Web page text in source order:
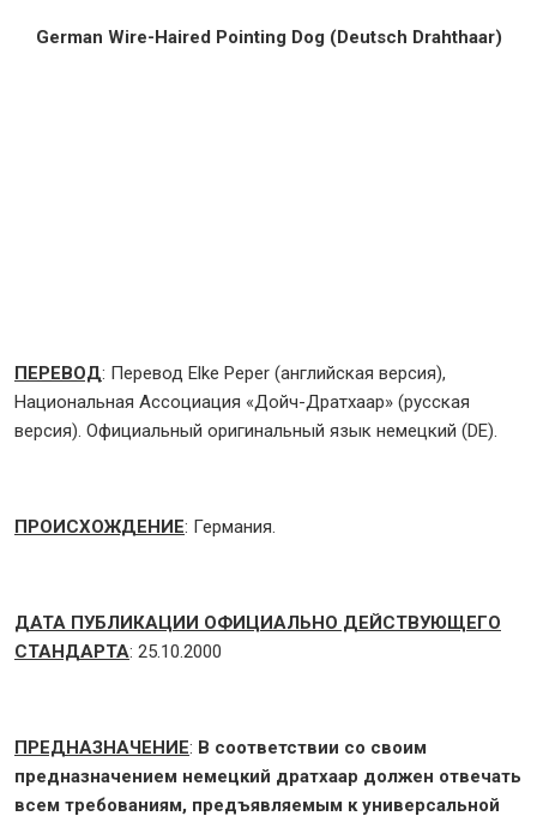
German Wire-Haired Pointing Dog (Deutsch Drahthaar)
ПЕРЕВОД: Перевод Elke Peper (английская версия),
Национальная Ассоциация «Дойч-Дратхаар» (русская
версия). Официальный оригинальный язык немецкий (DE).
ПРОИСХОЖДЕНИЕ: Германия.
ДАТА ПУБЛИКАЦИИ ОФИЦИАЛЬНО ДЕЙСТВУЮЩЕГО
СТАНДАРТА: 25.10.2000
ПРЕДНАЗНАЧЕНИЕ: В соответствии со своим
предназначением немецкий дратхаар должен отвечать
всем требованиям, предъявляемым к универсальной